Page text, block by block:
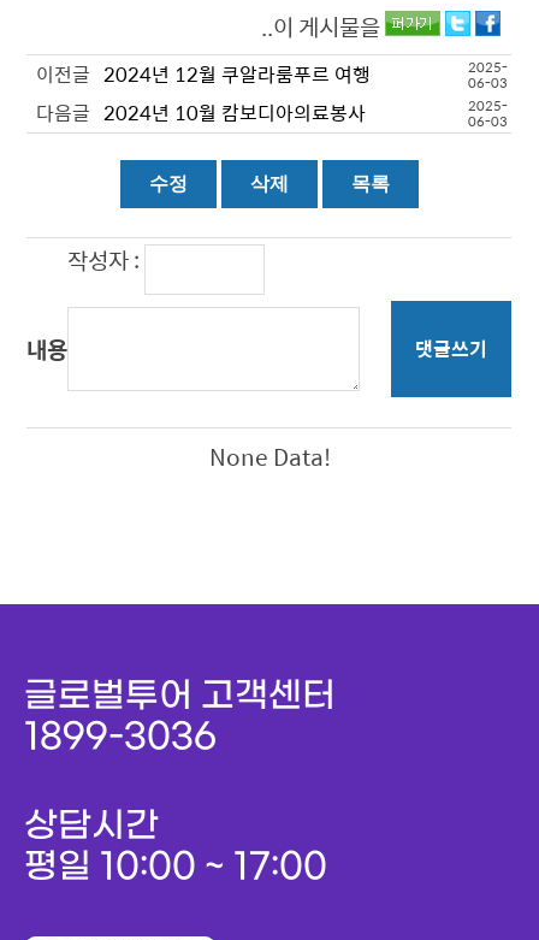
..이 게시물을
이전글 2024년 12월 쿠알라룸푸르 여행 2025-
06-03
다음글 2024년 10월 캄보디아의료봉사 2025-
06-03
작성자 :
내용 댓글쓰기
None Data!
글로벌투어 고객센터
1899-3036
상담시간
평일 10:00 ~ 17:00